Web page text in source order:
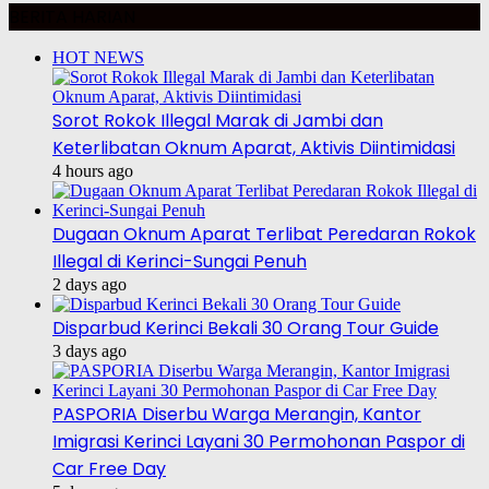
HOT NEWS
Sorot Rokok Illegal Marak di Jambi dan
Keterlibatan Oknum Aparat, Aktivis Diintimidasi
4 hours ago
Dugaan Oknum Aparat Terlibat Peredaran Rokok
Illegal di Kerinci-Sungai Penuh
2 days ago
Disparbud Kerinci Bekali 30 Orang Tour Guide
3 days ago
PASPORIA Diserbu Warga Merangin, Kantor
Imigrasi Kerinci Layani 30 Permohonan Paspor di
Car Free Day